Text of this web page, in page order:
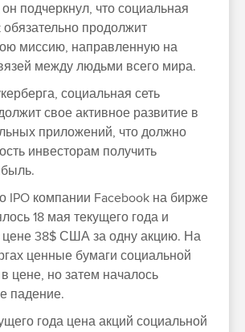
подчеркнул, что социальная
обязательно продолжит
миссию, направленную на
между людьми всего мира.
социальная сеть
свое активное развитие в
приложений, что должно
инвесторам получить
IPO компании Facebook на бирже
18 мая текущего года и
цене 38$ США за одну акцию. На
ценные бумаги социальной
цене, но затем началось
падение.
года цена акций социальной